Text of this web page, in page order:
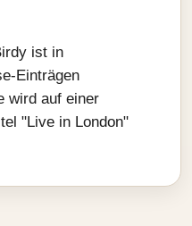
ist in
Einträgen
wird auf einer
"Live in London"